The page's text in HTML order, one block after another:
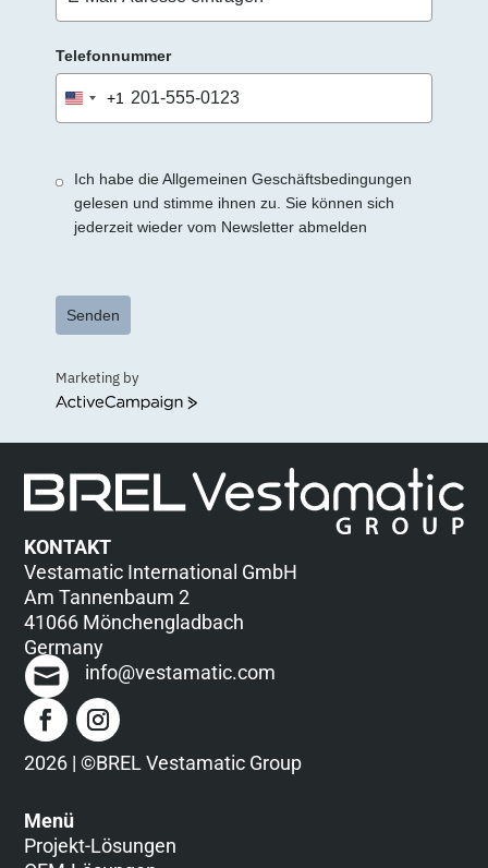
Telefonnummer
United
States
+1
Ich habe die Allgemeinen Geschäftsbedingungen
gelesen und stimme ihnen zu. Sie können sich
jederzeit wieder vom Newsletter abmelden
Senden
Marketing by
ActiveCampaign
KONTAKT
Vestamatic International GmbH
Am Tannenbaum 2
41066 Mönchengladbach
Germany
info@vestamatic.com
2026 | ©BREL Vestamatic Group
Menü
Projekt-Lösungen